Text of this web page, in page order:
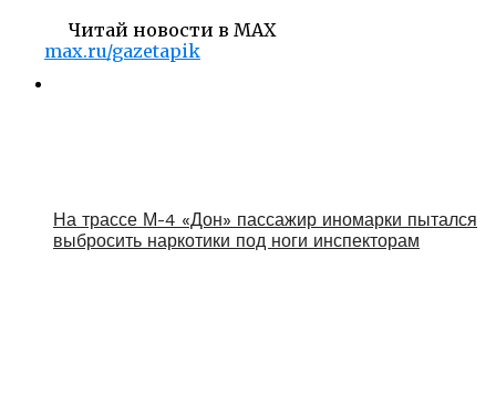
Читай новости в MAX
max.ru/gazetapik
На трассе М-4 «Дон» пассажир иномарки пытался
выбросить наркотики под ноги инспекторам